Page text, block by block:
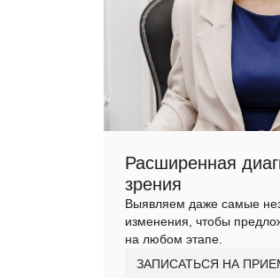
Расширенная
зрения
Выявляем даже самые
изменения, чтобы
на любом этапе.
ЗАПИСАТЬСЯ НА